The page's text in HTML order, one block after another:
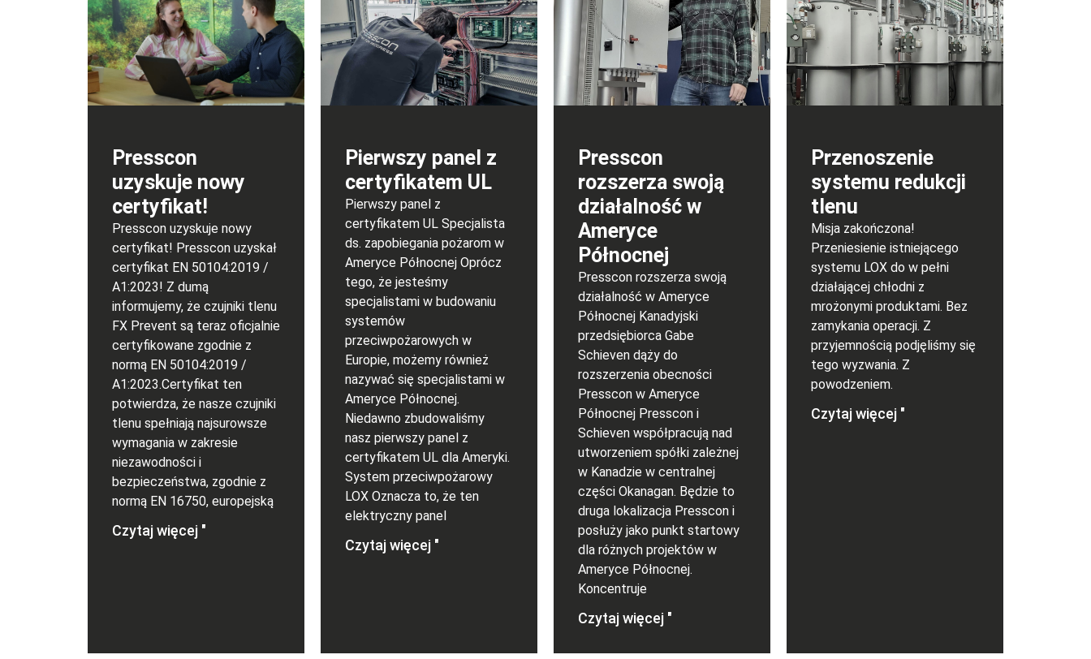
Presscon
uzyskuje nowy
certyfikat!
Presscon uzyskuje nowy
certyfikat! Presscon uzyskał
certyfikat EN 50104:2019 /
A1:2023! Z dumą
informujemy, że czujniki tlenu
FX Prevent są teraz oficjalnie
certyfikowane zgodnie z
normą EN 50104:2019 /
A1:2023.Certyfikat ten
potwierdza, że nasze czujniki
tlenu spełniają najsurowsze
wymagania w zakresie
niezawodności i
bezpieczeństwa, zgodnie z
normą EN 16750, europejską
Czytaj więcej "
Pierwszy panel z
certyfikatem UL
Pierwszy panel z
certyfikatem UL Specjalista
ds. zapobiegania pożarom w
Ameryce Północnej Oprócz
tego, że jesteśmy
specjalistami w budowaniu
systemów
przeciwpożarowych w
Europie, możemy również
nazywać się specjalistami w
Ameryce Północnej.
Niedawno zbudowaliśmy
nasz pierwszy panel z
certyfikatem UL dla Ameryki.
System przeciwpożarowy
LOX Oznacza to, że ten
elektryczny panel
Czytaj więcej "
Presscon
rozszerza swoją
działalność w
Ameryce
Północnej
Presscon rozszerza swoją
działalność w Ameryce
Północnej Kanadyjski
przedsiębiorca Gabe
Schieven dąży do
rozszerzenia obecności
Presscon w Ameryce
Północnej Presscon i
Schieven współpracują nad
utworzeniem spółki zależnej
w Kanadzie w centralnej
części Okanagan. Będzie to
druga lokalizacja Presscon i
posłuży jako punkt startowy
dla różnych projektów w
Ameryce Północnej.
Koncentruje
Czytaj więcej "
Przenoszenie
systemu redukcji
tlenu
Misja zakończona!
Przeniesienie istniejącego
systemu LOX do w pełni
działającej chłodni z
mrożonymi produktami. Bez
zamykania operacji. Z
przyjemnością podjęliśmy się
tego wyzwania. Z
powodzeniem.
Czytaj więcej "